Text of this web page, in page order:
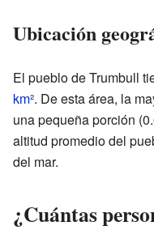
Ubicación
El pueblo de Trumbull
km². De esta área, la
una pequeña porción
altitud promedio del
del mar.
¿Cuántas